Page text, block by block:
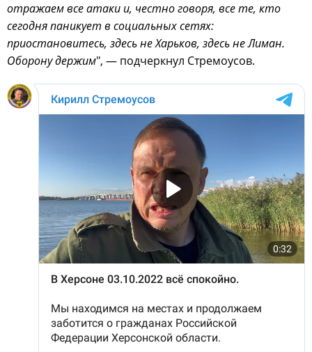
отражаем все атаки и, честно говоря, все те, кто
сегодня паникует в социальных сетях:
приостановитесь, здесь не Харьков, здесь не Лиман.
Оборону держим", — подчеркнул Стремоусов.